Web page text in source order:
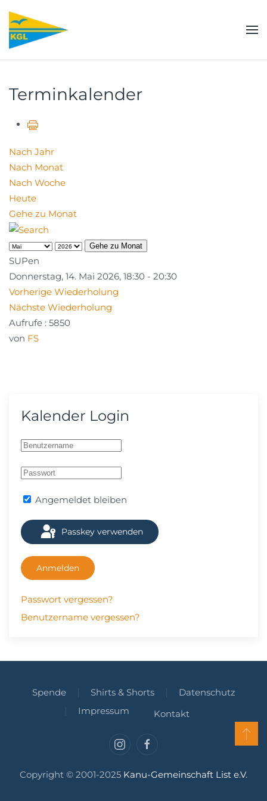
Zum Hauptinhalt springen
Terminkalender
Nach Jahr
Nach Monat
Nach Woche
Heute
Gehe zu Monat
Gehe zu Monat
SUPen
Donnerstag, 14. Mai 2026, 18:30 - 20:30
Vorherige Wiederholung
Nächste Wiederholung
Aufrufe : 5850
von FS
Kalender Login
Angemeldet bleiben
Passkey verwenden
Anmelden
Passwort vergessen?
Benutzername vergessen?
Spende Shirts & Shorts
Datenschutz
Impressum
Kontakt
Copyright © 2001-2025 Kanu-Gemeinschaft List e.V.